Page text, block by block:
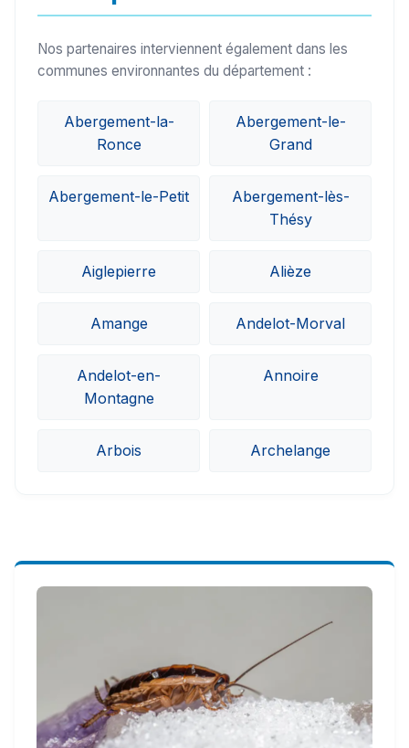
Nos partenaires interviennent également dans les
communes environnantes du département :
Abergement-la-
Ronce
Abergement-le-
Grand
Abergement-le-Petit
Abergement-lès-
Thésy
Aiglepierre Alièze
Amange Andelot-Morval
Andelot-en-
Montagne
Annoire
Arbois Archelange